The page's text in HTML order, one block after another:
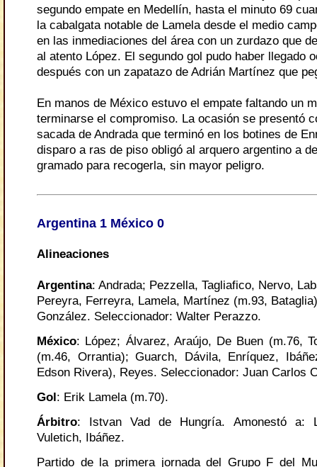
segundo empate en Medellín, hasta el minuto 69
la cabalgata notable de Lamela desde el medio
en las inmediaciones del área con un zurdazo que
al atento López. El segundo gol pudo haber llegado
después con un zapatazo de Adrián Martínez que
En manos de México estuvo el empate faltando un
terminarse el compromiso. La ocasión se presentó
sacada de Andrada que terminó en los botines de
disparo a ras de piso obligó al arquero argentino a
gramado para recogerla, sin mayor peligro.
Argentina 1 México 0
Alineaciones
Argentina: Andrada; Pezzella, Tagliafico, Nervo,
Pereyra, Ferreyra, Lamela, Martínez (m.93,
González. Seleccionador: Walter Perazzo.
México: López; Álvarez, Araújo, De Buen (m.76,
(m.46, Orrantia); Guarch, Dávila, Enríquez,
Edson Rivera), Reyes. Seleccionador: Juan Carlos
Gol : Erik Lamela (m.70).
Árbitro: Istvan Vad de Hungría. Amonestó a:
Vuletich, Ibáñez.
Partido de la primera jornada del Grupo F del